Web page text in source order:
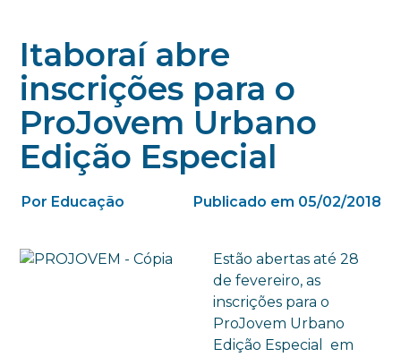
Itaboraí abre
inscrições para o
ProJovem Urbano
Edição Especial
Por Educação Publicado em 05/02/2018
Estão abertas até 28
de fevereiro, as
inscrições para o
ProJovem Urbano
Edição Especial em